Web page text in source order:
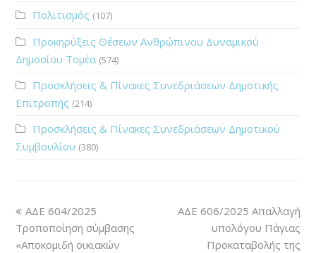
Πολιτισμός (107)
Προκηρύξεις Θέσεων Ανθρώπινου Δυναμικού
Δημοσίου Τομέα (574)
Προσκλήσεις & Πίνακες Συνεδριάσεων Δημοτικής
Επιτροπής (214)
Προσκλήσεις & Πίνακες Συνεδριάσεων Δημοτικού
Συμβουλίου (380)
ΑΔΕ 604/2025
Τροποποίηση σύμβασης
«Αποκομιδή οικιακών
ΑΔΕ 606/2025 Απαλλαγή
υπολόγου Πάγιας
Προκαταβολής της